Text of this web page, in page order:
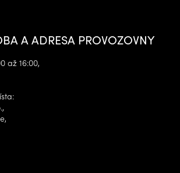
A ADRESA PROVOZOVNY
až 16:00,